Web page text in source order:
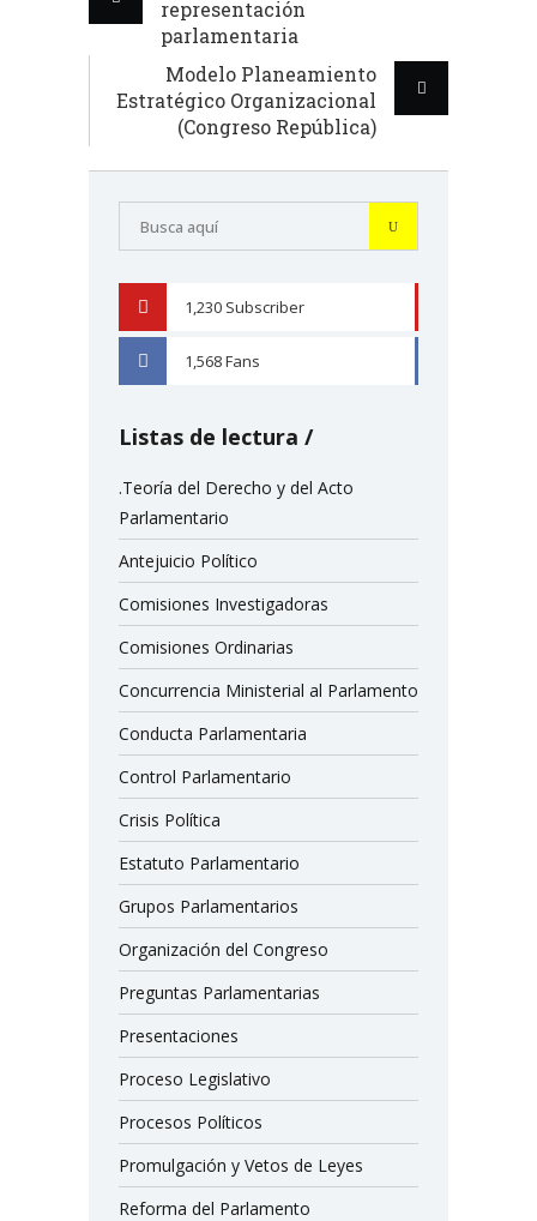
representación
parlamentaria
Modelo Planeamiento
Estratégico Organizacional
(Congreso República)
1,230 Subscriber
1,568Fans
Listas de lectura
.Teoría del Derecho y del Acto
Parlamentario
Antejuicio Político
Comisiones Investigadoras
Comisiones Ordinarias
Concurrencia Ministerial al Parlamento
Conducta Parlamentaria
Control Parlamentario
Crisis Política
Estatuto Parlamentario
Grupos Parlamentarios
Organización del Congreso
Preguntas Parlamentarias
Presentaciones
Proceso Legislativo
Procesos Políticos
Promulgación y Vetos de Leyes
Reforma del Parlamento